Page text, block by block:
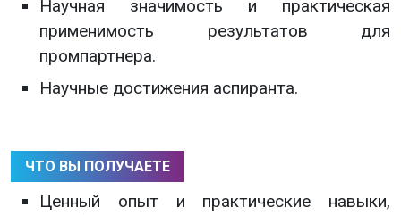
Научная значимость и практическая
применимость результатов для
промпартнера.
Научные достижения аспиранта.
ЧТО ВЫ ПОЛУЧАЕТЕ
Ценный опыт и практические навыки,